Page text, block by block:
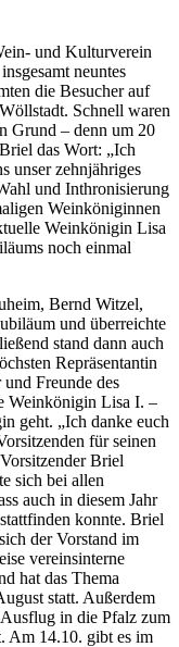
und Kulturverein
neuntes
die Besucher auf
Schnell waren
Grund – denn um 20
das Wort: „Ich
unser zehnjähriges
und Inthronisierung
Weinköniginnen
Weinkönigin Lisa
noch einmal
Bernd Witzel,
und überreichte
stand dann auch
Repräsentantin
Freunde des
Weinkönigin Lisa I. –
geht. „Ich danke euch
für seinen
Briel
sich bei allen
auch in diesem Jahr
konnte. Briel
der Vorstand im
vereinsinterne
hat das Thema
statt. Außerdem
in die Pfalz zum
Am 14.10. gibt es im